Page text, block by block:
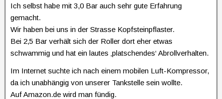
Ich selbst habe mit 3,0 Bar auch sehr gute Erfahrung
gemacht.
Wir haben bei uns in der Strasse Kopfsteinpflaster.
Bei 2,5 Bar verhält sich der Roller dort eher etwas
schwammig und hat ein lautes ‚platschendes‘ Abrollverhalten.
Im Internet suchte ich nach einem mobilen Luft-Kompressor,
da ich unabhängig von unserer Tankstelle sein wollte.
Auf Amazon.de wird man fündig.